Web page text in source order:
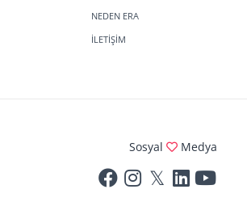
NEDEN ERA
İLETİŞİM
Sosyal Medya